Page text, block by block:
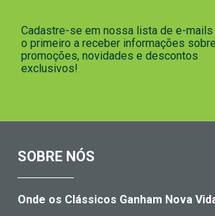
Cadastre-se em nossa lista de e-mails
o primeiro a receber informações sobre
promoções, novidades e descontos
exclusivos!
SOBRE NÓS
Onde os Clássicos Ganham Nova